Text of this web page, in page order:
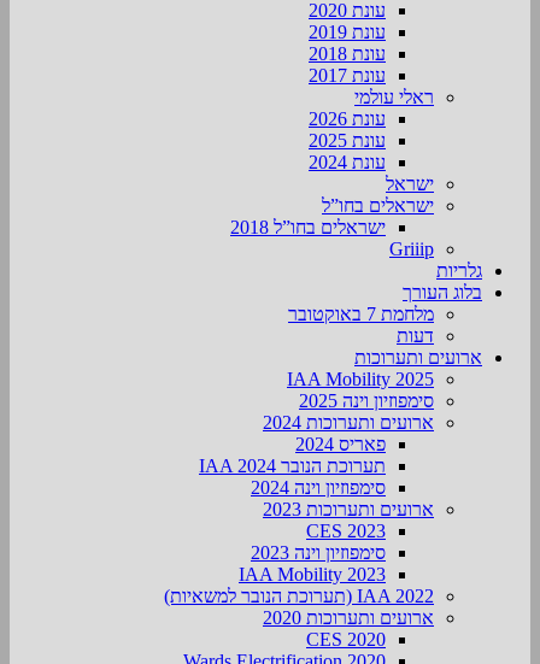
עונת 2020
עונת 2019
עונת 2018
עונת 2017
ראלי עולמי
עונת 2026
עונת 2025
עונת 2024
ישראל
ישראלים בחו”ל
ישראלים בחו”ל 2018
Griiip
גלריות
בלוג העורך
מלחמת 7 באוקטובר
דעות
ארועים ותערוכות
2025 IAA Mobility
סימפוזיון וינה 2025
ארועים ותערוכות 2024
פאריס 2024
תערוכת הנובר IAA 2024
סימפוזיון וינה 2024
ארועים ותערוכות 2023
CES 2023
סימפוזיון וינה 2023
IAA Mobility 2023
IAA 2022 (תערוכת הנובר למשאיות)
ארועים ותערוכות 2020
CES 2020